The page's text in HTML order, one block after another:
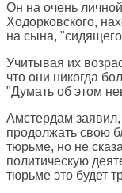
Он на очень
Ходорковского,
на сына, "сидящего
Учитывая их
что они никогда
"Думать об этом
Амстердам
продолжать свою
тюрьме, но не
политическую
тюрьме это будет